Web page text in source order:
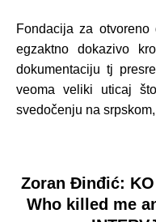
Fondacija za
egzaktno dokazivo
dokumentaciju tj
veoma veliki uticaj
svedočenju na
Zoran Đinđić: KO
Who killed me